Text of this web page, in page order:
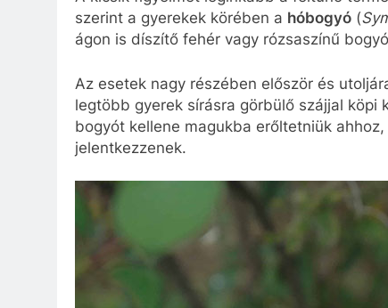
szerint a gyerekek körében a hóbogyó (
ágon is díszítő fehér vagy rózsaszínű
Az esetek nagy részében először és
legtöbb gyerek sírásra görbülő szájjal köpi
bogyót kellene magukba erőltetniük
jelentkezzenek.